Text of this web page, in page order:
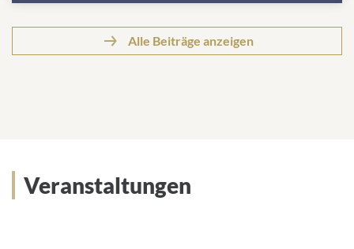
Alle Beiträge anzeigen
Pressemeldungen
Veranstaltungen